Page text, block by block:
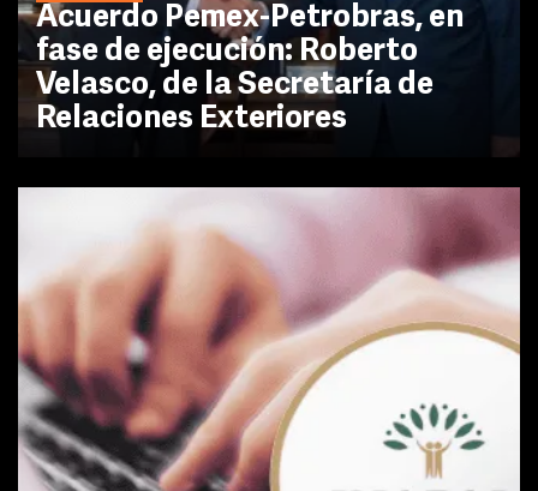
Acuerdo Pemex-Petrobras, en
fase de ejecución: Roberto
Velasco, de la Secretaría de
Relaciones Exteriores